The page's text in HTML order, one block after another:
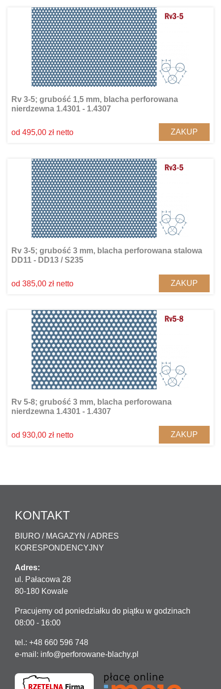
Rv 3-5; grubość 1,5 mm, blacha perforowana
nierdzewna 1.4301 - 1.4307
od 495,00 zł netto ZAKUP
Rv 3-5; grubość 3 mm, blacha perforowana stalowa
DD11 - DD13 / S235
od 385,00 zł netto ZAKUP
Rv 5-8; grubość 3 mm, blacha perforowana
nierdzewna 1.4301 - 1.4307
od 930,00 zł netto ZAKUP
KONTAKT
BIURO / MAGAZYN / ADRES
KORESPONDENCYJNY
Adres:
ul. Pałacowa 28
80-180 Kowale
Pracujemy od poniedziałku do piątku w godzinach
08:00 - 16:00
tel.: +48 660 596 748
e-mail: info@perforowane-blachy.pl